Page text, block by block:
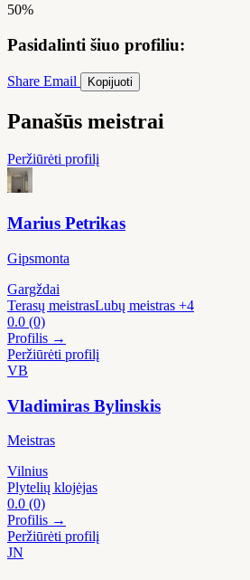
50%
Pasidalinti šiuo profiliu:
Share Email Kopijuoti
Panašūs meistrai
Peržiūrėti profilį
Marius Petrikas
Gipsmonta
Gargždai
Terasų meistrasLubų meistras +4
0.0 (0)
Profilis →
Peržiūrėti profilį
VB
Vladimiras Bylinskis
Meistras
Vilnius
Plytelių klojėjas
0.0 (0)
Profilis →
Peržiūrėti profilį
JN